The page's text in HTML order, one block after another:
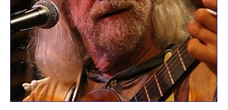
AUTOŘI
PŘÍSPĚVKY NA PROVOZ
SOCIÁLNÍ SÍTĚ
RUBRIKY
PLNÁ VERZE STRÁNEK